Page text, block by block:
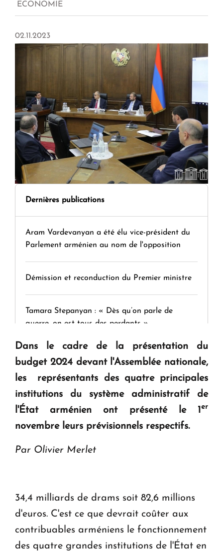
ECONOMIE
02.11.2023
Dernières publications
Aram Vardevanyan a été élu vice-président du
Parlement arménien au nom de l'opposition
Démission et reconduction du Premier ministre
Tamara Stepanyan : « Dès qu’on parle de
guerre, on est tous des perdants »
" Tant qu'il n'existe pas d'alternative concrète, la
question d'un référendum ne se pose pas. "
KASA : 30 ans d'audace, de résilience et d'avenir
en Arménie
Dans le cadre de la présentation du
budget 2024 devant l'Assemblée nationale,
les représentants des quatre principales
institutions du système administratif de
l'État arménien ont présenté le 1 er
novembre leurs prévisionnels respectifs.
Par Olivier Merlet
34,4 milliards de drams soit 82,6 millions
d'euros. C'est ce que devrait coûter aux
contribuables arméniens le fonctionnement
des quatre grandes institutions de l'État en